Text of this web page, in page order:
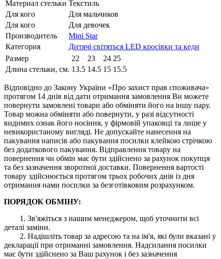
Материал стельки Текстиль
Для кого
Для мальчиков
Для кого
Для девочек
Производитель
Mini Star
Категория
Дитячі світяться LED кросівки та кеди
Размер
22 23 24 25
Длина стельки, см. 13.5 14.5 15 15.5
Відповідно до Закону України «Про захист прав споживача»
протягом 14 днів від дати отримання замовлення Ви можете
повернути замовлені товари або обміняти його на іншу пару.
Товар можна обміняти або повернути, у разі відсутності
видимих ​​ознак його носіння, у фірмовій упаковці та лише у
невикористаному вигляді. Не допускайте нанесення на
пакування написів або пакування посилки клейкою стрічкою
без додаткового пакування. Відправлення товару на
повернення чи обмін має бути здійснено за рахунок покупця
та без зазначення зворотної доставки. Повернення вартості
товару здійснюється протягом трьох робочих днів із дня
отримання нами посилки за безготівковим розрахунком.
ПОРЯДОК ОБМІНУ:
1. Зв'яжіться з нашим менеджером, щоб уточнити всі
деталі заміни.
2. Надішліть товар за адресою та на ім'я, які були вказані у
декларації при отриманні замовлення. Надсилання посилки
має бути здійснено за Ваш рахунок і без зазначення